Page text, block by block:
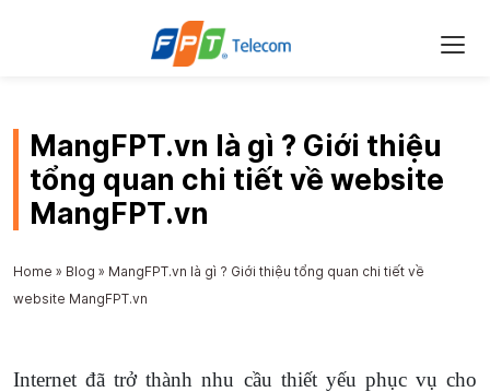
MangFPT.vn là gì ? Giới thiệu
tổng quan chi tiết về website
MangFPT.vn
Home » Blog » MangFPT.vn là gì ? Giới thiệu tổng quan chi tiết về
website MangFPT.vn
Internet đã trở thành nhu cầu thiết yếu phục vụ cho